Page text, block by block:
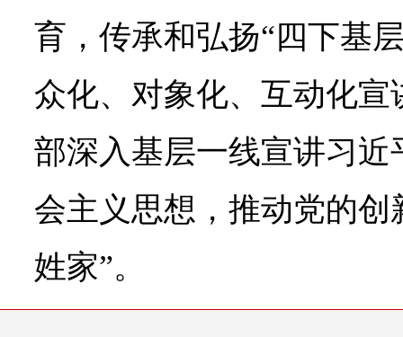
育，传承和弘扬“四下基
众化、对象化、互动化
部深入基层一线宣讲习
会主义思想，推动党的创
姓家”。